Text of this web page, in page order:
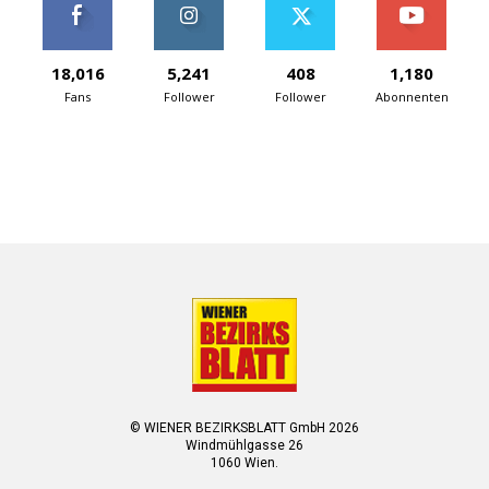
18,016
Fans
5,241
Follower
408
Follower
1,180
Abonnenten
© WIENER BEZIRKSBLATT GmbH 2026
Windmühlgasse 26
1060 Wien.